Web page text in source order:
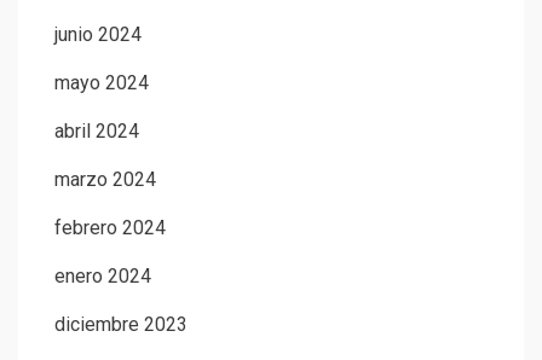
junio 2024
mayo 2024
abril 2024
marzo 2024
febrero 2024
enero 2024
diciembre 2023